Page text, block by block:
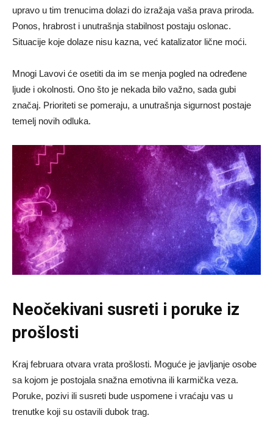
upravo u tim trenucima dolazi do izražaja vaša prava priroda.
Ponos, hrabrost i unutrašnja stabilnost postaju oslonac.
Situacije koje dolaze nisu kazna, već katalizator lične moći.
Mnogi Lavovi će osetiti da im se menja pogled na određene
ljude i okolnosti. Ono što je nekada bilo važno, sada gubi
značaj. Prioriteti se pomeraju, a unutrašnja sigurnost postaje
temelj novih odluka.
Neočekivani susreti i poruke iz
prošlosti
Kraj februara otvara vrata prošlosti. Moguće je javljanje osobe
sa kojom je postojala snažna emotivna ili karmička veza.
Poruke, pozivi ili susreti bude uspomene i vraćaju vas u
trenutke koji su ostavili dubok trag.